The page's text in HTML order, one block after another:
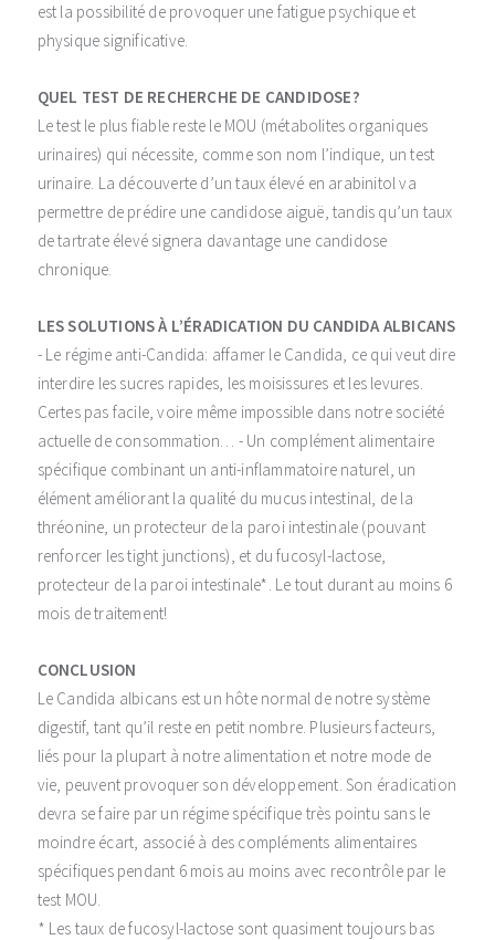
est la possibilité de provoquer une fatigue psychique et
physique significative.
QUEL TEST DE RECHERCHE DE CANDIDOSE?
Le test le plus fiable reste le MOU (métabolites organiques
urinaires) qui nécessite, comme son nom l’indique, un test
urinaire. La découverte d’un taux élevé en arabinitol va
permettre de prédire une candidose aiguë, tandis qu’un taux
de tartrate élevé signera davantage une candidose
chronique.
LES SOLUTIONS À L’ÉRADICATION DU CANDIDA ALBICANS
- Le régime anti-Candida: affamer le Candida, ce qui veut dire
interdire les sucres rapides, les moisissures et les levures.
Certes pas facile, voire même impossible dans notre société
actuelle de consommation… - Un complément alimentaire
spécifique combinant un anti-inflammatoire naturel, un
élément améliorant la qualité du mucus intestinal, de la
thréonine, un protecteur de la paroi intestinale (pouvant
renforcer les tight junctions), et du fucosyl-lactose,
protecteur de la paroi intestinale*. Le tout durant au moins 6
mois de traitement!
CONCLUSION
Le Candida albicans est un hôte normal de notre système
digestif, tant qu’il reste en petit nombre. Plusieurs facteurs,
liés pour la plupart à notre alimentation et notre mode de
vie, peuvent provoquer son développement. Son éradication
devra se faire par un régime spécifique très pointu sans le
moindre écart, associé à des compléments alimentaires
spécifiques pendant 6 mois au moins avec recontrôle par le
test MOU.
* Les taux de fucosyl-lactose sont quasiment toujours bas